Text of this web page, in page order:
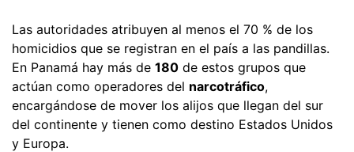
Las autoridades atribuyen al menos el 70 % de los
homicidios que se registran en el país a las pandillas.
En Panamá hay más de 180 de estos grupos que
actúan como operadores del narcotráfico,
encargándose de mover los alijos que llegan del sur
del continente y tienen como destino Estados Unidos
y Europa.